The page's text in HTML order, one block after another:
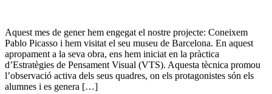
Aquest mes de gener hem engegat el nostre projecte: Coneixem
Pablo Picasso i hem visitat el seu museu de Barcelona. En aquest
apropament a la seva obra, ens hem iniciat en la pràctica
d’Estratègies de Pensament Visual (VTS). Aquesta tècnica promou
l’observació activa dels seus quadres, on els protagonistes són els
alumnes i es genera […]